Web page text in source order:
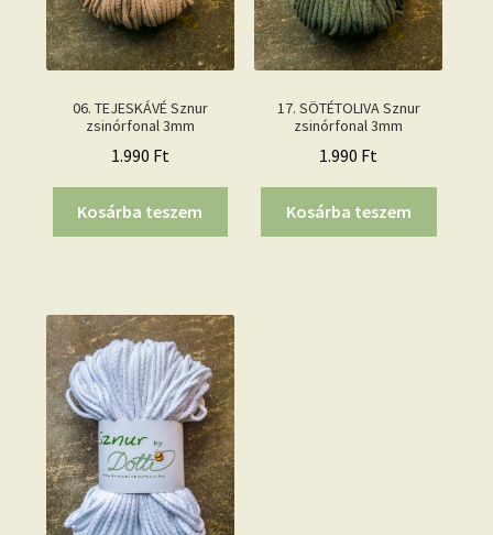
06. TEJESKÁVÉ Sznur
zsinórfonal 3mm
1.990 Ft
Kosárba teszem
17. SÖTÉTOLIVA Sznur
zsinórfonal 3mm
1.990 Ft
Kosárba teszem